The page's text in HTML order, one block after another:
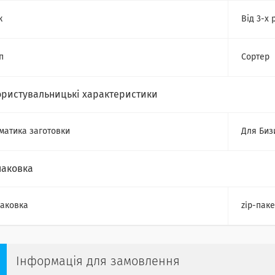
Від 3-х
Сортер
характеристики
заготовки Для
zip-
Інформація для замовлення